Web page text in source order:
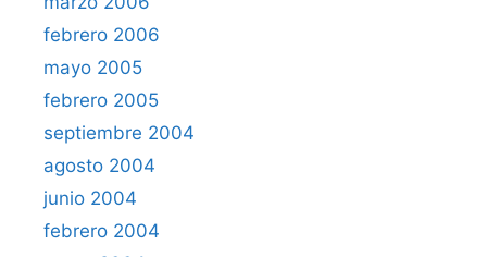
febrero 2006
mayo 2005
febrero 2005
septiembre 2004
agosto 2004
junio 2004
febrero 2004